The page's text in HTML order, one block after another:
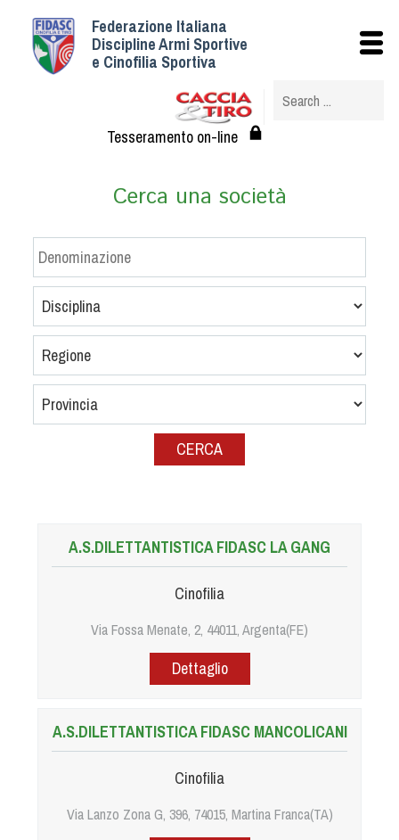
Federazione Italiana
Discipline Armi Sportive
e Cinofilia Sportiva
Tesseramento on-line
Cerca una società
A.S.DILETTANTISTICA FIDASC LA GANG
Cinofilia
Via Fossa Menate, 2, 44011, Argenta(FE)
Dettaglio
A.S.DILETTANTISTICA FIDASC MANCOLICANI
Cinofilia
Via Lanzo Zona G, 396, 74015, Martina Franca(TA)
Istituzionale
Struttura
Albo Veterinari federali
Tesseramento e Affiliazioni
Circolari
Convenzioni
Tesserati
Referenti e gruppi di lavoro regionali
Scuole Federali
Calendario Manifestazioni
Organi di Giustizia - Dispositivi
Albo Atleti Cinofili
Guida Locandine Ufficiali
Tiro a Palla